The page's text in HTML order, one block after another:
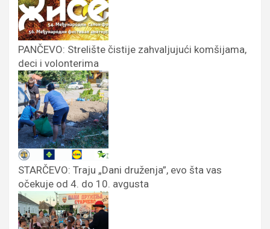
PANČEVO: Strelište čistije zahvaljujući komšijama,
deci i volonterima
STARČEVO: Traju „Dani druženja”, evo šta vas
očekuje od 4. do 10. avgusta